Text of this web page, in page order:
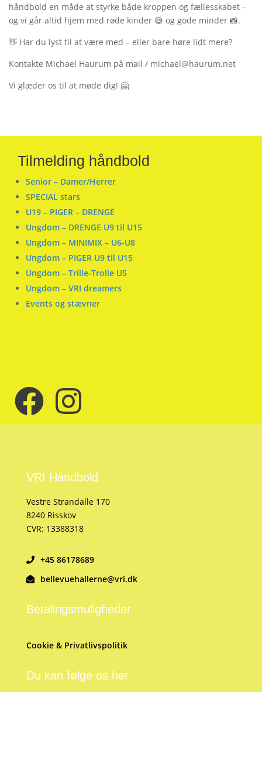
håndbold en måde at styrke både kroppen og fællesskabet –
og vi går altid hjem med røde kinder 😅 og gode minder 📸.
👋 Har du lyst til at være med – eller bare høre lidt mere?
Kontakte Michael Haurum på mail / michael@haurum.net
Vi glæder os til at møde dig! 🤗
Tilmelding håndbold
Senior – Damer/Herrer
SPECIAL stars
U19 – PIGER – DRENGE
Ungdom – DRENGE U9 til U15
Ungdom – MINIMIX – U6-U8
Ungdom – PIGER U9 til U15
Ungdom – Trille-Trolle U5
Ungdom – VRI dreamers
Events og stævner
VRI Håndbold
Vestre Strandalle 170
8240 Risskov
CVR: 13388318
+45 86178689
bellevuehallerne@vri.dk
Betalingsmuligheder
Cookie & Privatlivspolitik
Du kan følge os her